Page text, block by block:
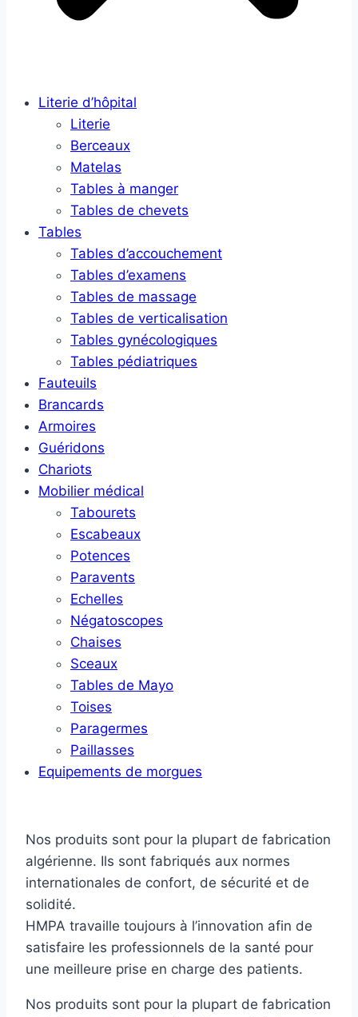
Literie d’hôpital
Literie
Berceaux
Matelas
Tables à manger
Tables de chevets
Tables
Tables d’accouchement
Tables d’examens
Tables de massage
Tables de verticalisation
Tables gynécologiques
Tables pédiatriques
Fauteuils
Brancards
Armoires
Guéridons
Chariots
Mobilier médical
Tabourets
Escabeaux
Potences
Paravents
Echelles
Négatoscopes
Chaises
Sceaux
Tables de Mayo
Toises
Paragermes
Paillasses
Equipements de morgues
Nos produits sont pour la plupart de fabrication
algérienne. Ils sont fabriqués aux normes
internationales de confort, de sécurité et de
solidité.
HMPA travaille toujours à l’innovation afin de
satisfaire les professionnels de la santé pour
une meilleure prise en charge des patients.
Nos produits sont pour la plupart de fabrication